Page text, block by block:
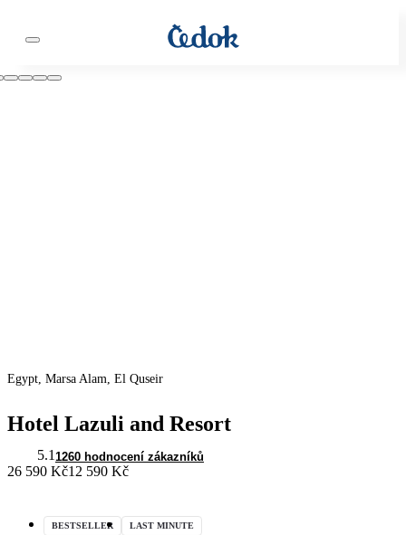
Egypt, Marsa Alam, El Quseir
Hotel Lazuli and Resort
5.1 1260 hodnocení zákazníků
26 590 Kč12 590 Kč
BESTSELLER LAST MINUTE